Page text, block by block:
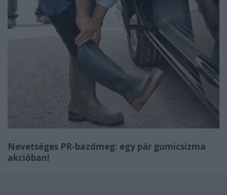
Nevetséges PR-bazdmeg: egy pár gumicsizma
akcióban!